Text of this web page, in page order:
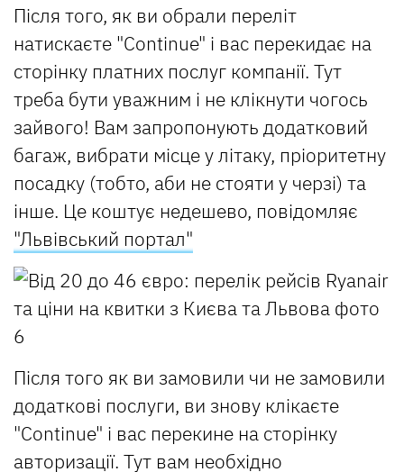
Після того, як ви обрали переліт
натискаєте "Continue" і вас перекидає на
сторінку платних послуг компанії. Тут
треба бути уважним і не клікнути чогось
зайвого! Вам запропонують додатковий
багаж, вибрати місце у літаку, пріоритетну
посадку (тобто, аби не стояти у черзі) та
інше. Це коштує недешево, повідомляє
"Львівський портал"
Після того як ви замовили чи не замовили
додаткові послуги, ви знову клікаєте
"Continue" і вас перекине на сторінку
авторизації. Тут вам необхідно